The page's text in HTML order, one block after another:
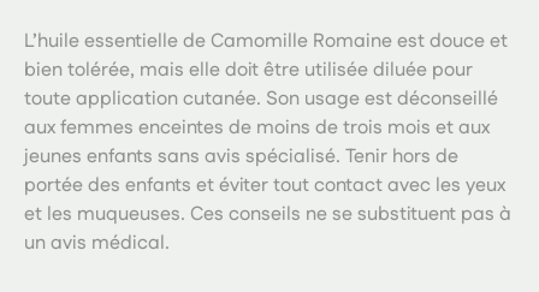
L’huile essentielle de Camomille Romaine est douce et
bien tolérée, mais elle doit être utilisée diluée pour
toute application cutanée. Son usage est déconseillé
aux femmes enceintes de moins de trois mois et aux
jeunes enfants sans avis spécialisé. Tenir hors de
portée des enfants et éviter tout contact avec les yeux
et les muqueuses. Ces conseils ne se substituent pas à
un avis médical.